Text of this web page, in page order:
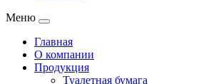
Меню
Главная
О компании
Продукция
Туалетная бумага